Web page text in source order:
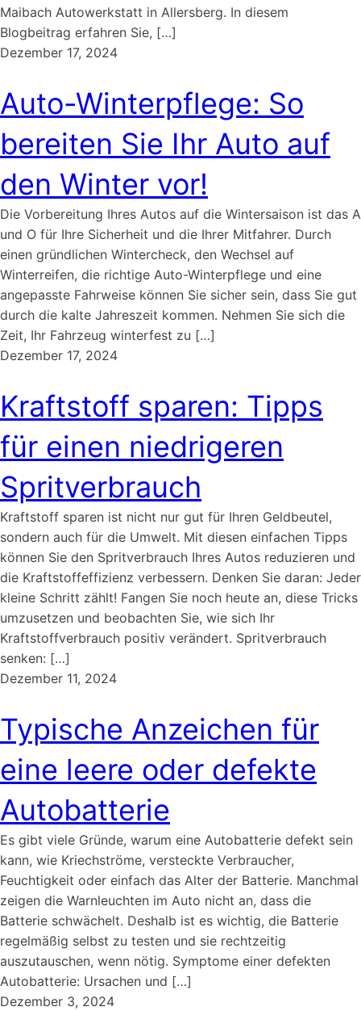
Maibach Autowerkstatt in Allersberg. In diesem
Blogbeitrag erfahren Sie, […]
Dezember 17, 2024
Auto-Winterpflege: So
bereiten Sie Ihr Auto auf
den Winter vor!
Die Vorbereitung Ihres Autos auf die Wintersaison ist das A
und O für Ihre Sicherheit und die Ihrer Mitfahrer. Durch
einen gründlichen Wintercheck, den Wechsel auf
Winterreifen, die richtige Auto-Winterpflege und eine
angepasste Fahrweise können Sie sicher sein, dass Sie gut
durch die kalte Jahreszeit kommen. Nehmen Sie sich die
Zeit, Ihr Fahrzeug winterfest zu […]
Dezember 17, 2024
Kraftstoff sparen: Tipps
für einen niedrigeren
Spritverbrauch
Kraftstoff sparen ist nicht nur gut für Ihren Geldbeutel,
sondern auch für die Umwelt. Mit diesen einfachen Tipps
können Sie den Spritverbrauch Ihres Autos reduzieren und
die Kraftstoffeffizienz verbessern. Denken Sie daran: Jeder
kleine Schritt zählt! Fangen Sie noch heute an, diese Tricks
umzusetzen und beobachten Sie, wie sich Ihr
Kraftstoffverbrauch positiv verändert. Spritverbrauch
senken: […]
Dezember 11, 2024
Typische Anzeichen für
eine leere oder defekte
Autobatterie
Es gibt viele Gründe, warum eine Autobatterie defekt sein
kann, wie Kriechströme, versteckte Verbraucher,
Feuchtigkeit oder einfach das Alter der Batterie. Manchmal
zeigen die Warnleuchten im Auto nicht an, dass die
Batterie schwächelt. Deshalb ist es wichtig, die Batterie
regelmäßig selbst zu testen und sie rechtzeitig
auszutauschen, wenn nötig. Symptome einer defekten
Autobatterie: Ursachen und […]
Dezember 3, 2024